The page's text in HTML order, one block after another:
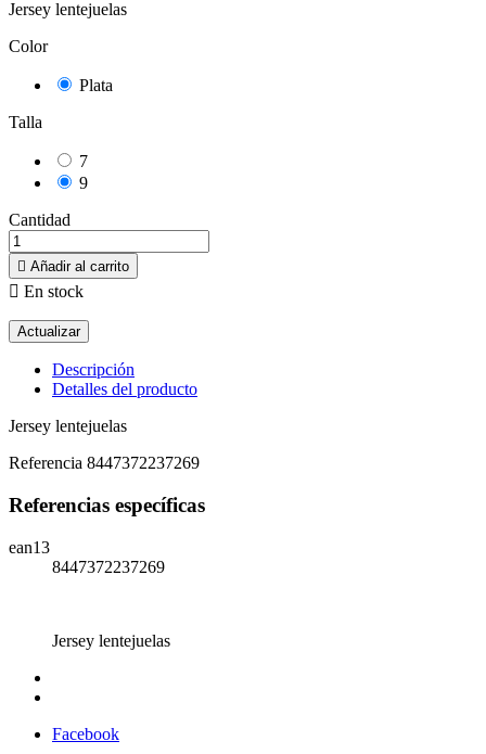
Jersey lentejuelas
Color
Plata
Talla
7
9
Cantidad
 Añadir al carrito
 En stock
Descripción
Detalles del producto
Jersey lentejuelas
Referencia 8447372237269
Referencias específicas
ean13
8447372237269
Jersey lentejuelas
Facebook